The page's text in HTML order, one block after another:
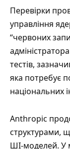
Перевірки
управління
“червоних
тестів,
яка потребує
національних
Anthropic
структурами,
ШІ-моделей. У